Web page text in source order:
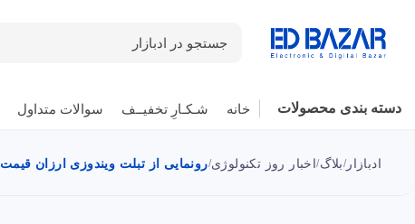
جستجو در ادبازار
دسته بندی محصولات خانه شـکـارِ تخفیــف سوالات متداول
ادبازار /بلاگ/اخبار روز تکنولوژی/رونمایی از تبلت ویندوزی ارزان قیمت